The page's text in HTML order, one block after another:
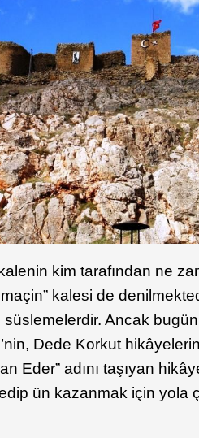
kim tarafından ne
kalesi de
Ancak
Dede Korkut
Eder” adını taşıyan
ün kazanmak için yola